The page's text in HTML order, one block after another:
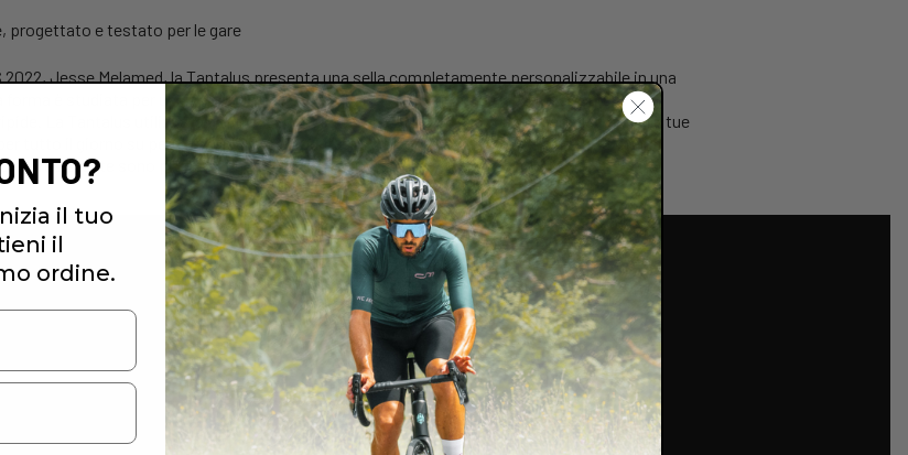
progettato e testato per le gare
Jesse Melamed, la Tantalus presenta una sella completamente personalizzabile in una
è studiata per un comfort in sella senza pari durante i trasferimenti e le salite,
La Tantalus utilizza la nostra tecnologia brevettata termoformabile per adattarsi alle tue
tutto il giorno su percorsi epici senza punti di pressione o punti caldi. Le guide in titanio
e resistente sono pronti per qualsiasi cosa tu voglia servire.
il tuo
il
ordine.